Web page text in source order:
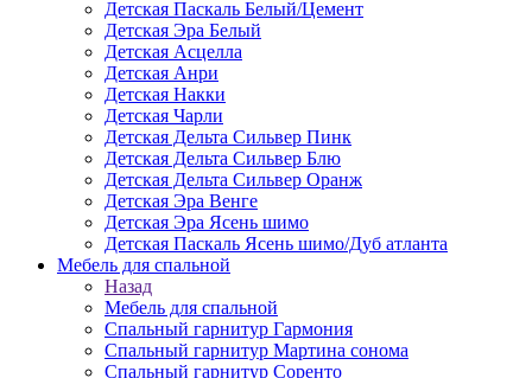
Детская Паскаль Белый/Цемент
Детская Эра Белый
Детская Асцелла
Детская Анри
Детская Накки
Детская Чарли
Детская Дельта Сильвер Пинк
Детская Дельта Сильвер Блю
Детская Дельта Сильвер Оранж
Детская Эра Венге
Детская Эра Ясень шимо
Детская Паскаль Ясень шимо/Дуб атланта
Мебель для спальной
Назад
Мебель для спальной
Спальный гарнитур Гармония
Спальный гарнитур Мартина сонома
Спальный гарнитур Соренто